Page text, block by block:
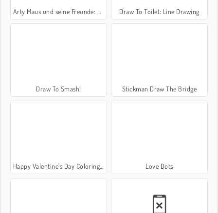
Arty Maus und seine Freunde: Malbuch Draw To Toilet: Line Drawing
Draw To Smash! Stickman Draw The Bridge
Happy Valentine's Day Coloring Book Love Dots